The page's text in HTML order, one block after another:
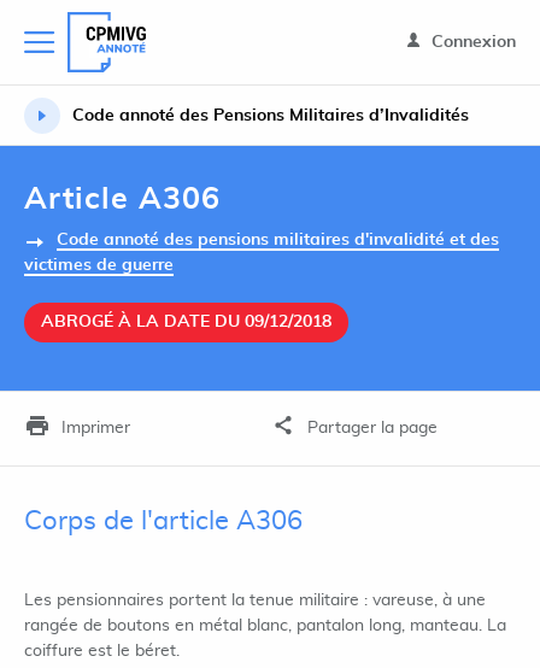
Connexion
Code annoté des Pensions Militaires d’Invalidités
Article A306
Code annoté des pensions militaires d'invalidité et des
victimes de guerre
ABROGÉ À LA DATE DU 09/12/2018
Imprimer Partager la page
Corps de l'article A306
Les pensionnaires portent la tenue militaire : vareuse, à une
rangée de boutons en métal blanc, pantalon long, manteau. La
coiffure est le béret.